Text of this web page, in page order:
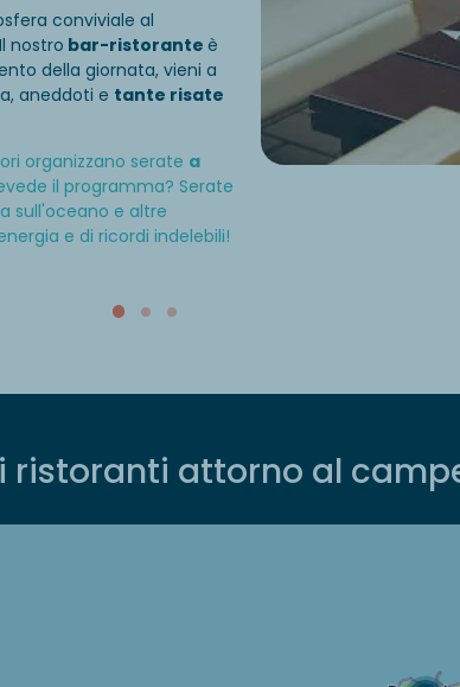
conviviale al
nostro bar-ristorante è
della giornata, vieni a
aneddoti e tante risate
organizzano serate a
il programma? Serate
sull'oceano e altre
e di ricordi indelebili!
ristoranti attorno al